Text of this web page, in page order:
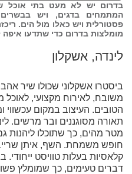
בדרום יש לא מעט בתי אוכל
המתמחים בדגים, ויש
פסטורלית ויש כאלו מול הים.
מומלצות בדרום כדי שתדעו
לינדה, אשקלון
ביסטרו אשקלוני שכולו שיר
משובח, לאירוח מקצועי, לאוכל
הטובים. העיצוב במקום עכשווי
מטר מהים, כך שתוכלו ליהנות
חופש משמחת. השף, איתן
קלאסיות בעלות טוויסט
דברים טעימים, כך שמומלץ